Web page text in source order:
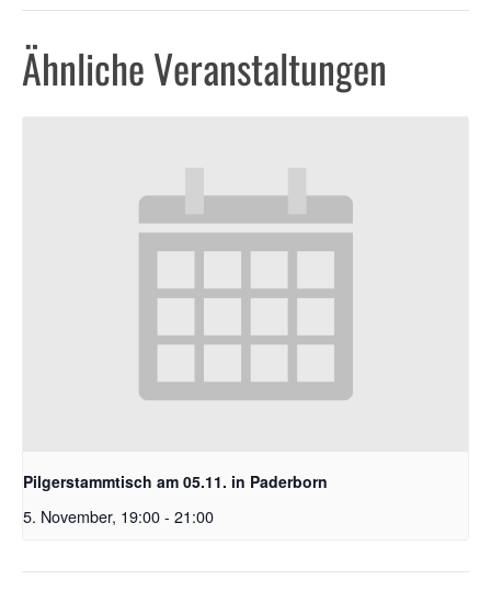
Ähnliche Veranstaltungen
Pilgerstammtisch am 05.11. in Paderborn
5. November, 19:00- 21:00